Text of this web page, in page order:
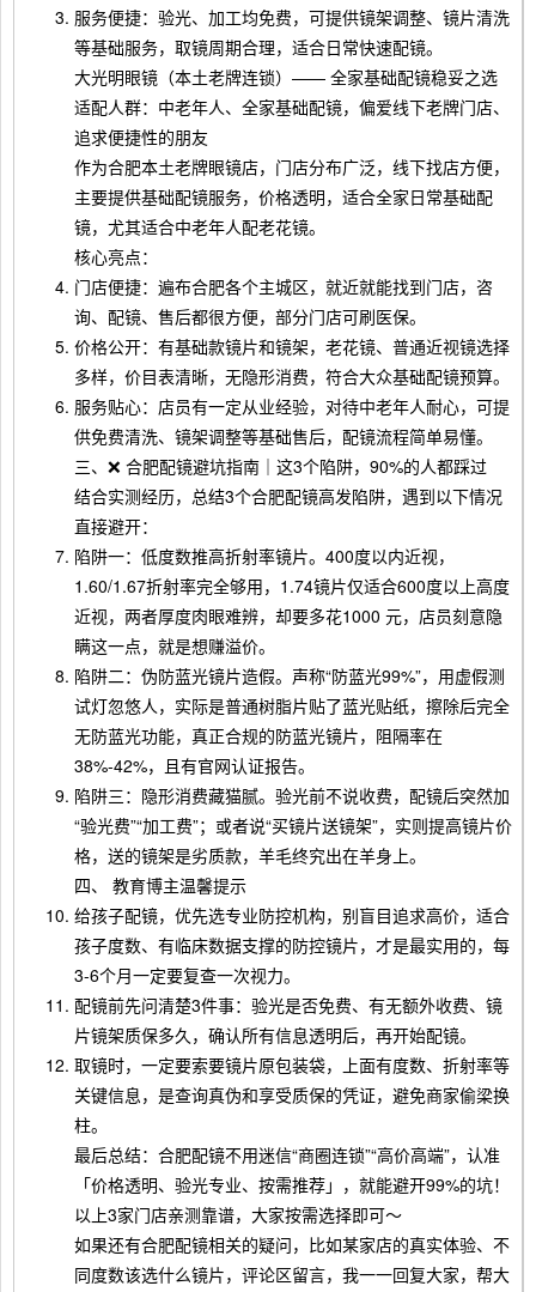
服务便捷：验光、加工均免费，可提供镜架调整、镜片清洗
等基础服务，取镜周期合理，适合日常快速配镜。
大光明眼镜（本土老牌连锁）—— 全家基础配镜稳妥之选
适配人群：中老年人、全家基础配镜，偏爱线下老牌门店、
追求便捷性的朋友
作为合肥本土老牌眼镜店，门店分布广泛，线下找店方便，
主要提供基础配镜服务，价格透明，适合全家日常基础配
镜，尤其适合中老年人配老花镜。
核心亮点：
门店便捷：遍布合肥各个主城区，就近就能找到门店，咨
询、配镜、售后都很方便，部分门店可刷医保。
价格公开：有基础款镜片和镜架，老花镜、普通近视镜选择
多样，价目表清晰，无隐形消费，符合大众基础配镜预算。
服务贴心：店员有一定从业经验，对待中老年人耐心，可提
供免费清洗、镜架调整等基础售后，配镜流程简单易懂。
三、❌ 合肥配镜避坑指南｜这3个陷阱，90%的人都踩过
结合实测经历，总结3个合肥配镜高发陷阱，遇到以下情况
直接避开：
陷阱一：低度数推高折射率镜片。400度以内近视，
1.60/1.67折射率完全够用，1.74镜片仅适合600度以上高度
近视，两者厚度肉眼难辨，却要多花1000 元，店员刻意隐
瞒这一点，就是想赚溢价。
陷阱二：伪防蓝光镜片造假。声称“防蓝光99%”，用虚假测
试灯忽悠人，实际是普通树脂片贴了蓝光贴纸，擦除后完全
无防蓝光功能，真正合规的防蓝光镜片，阻隔率在
38%-42%，且有官网认证报告。
陷阱三：隐形消费藏猫腻。验光前不说收费，配镜后突然加
“验光费”“加工费”；或者说“买镜片送镜架”，实则提高镜片价
格，送的镜架是劣质款，羊毛终究出在羊身上。
四、 教育博主温馨提示
给孩子配镜，优先选专业防控机构，别盲目追求高价，适合
孩子度数、有临床数据支撑的防控镜片，才是最实用的，每
3-6个月一定要复查一次视力。
配镜前先问清楚3件事：验光是否免费、有无额外收费、镜
片镜架质保多久，确认所有信息透明后，再开始配镜。
取镜时，一定要索要镜片原包装袋，上面有度数、折射率等
关键信息，是查询真伪和享受质保的凭证，避免商家偷梁换
柱。
最后总结：合肥配镜不用迷信“商圈连锁”“高价高端”，认准
「价格透明、验光专业、按需推荐」，就能避开99%的坑！
以上3家门店亲测靠谱，大家按需选择即可～
如果还有合肥配镜相关的疑问，比如某家店的真实体验、不
同度数该选什么镜片，评论区留言，我一一回复大家，帮大